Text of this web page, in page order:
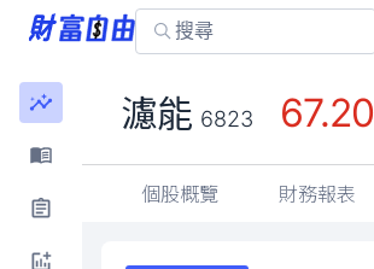
濾能 6823 67.20
個股概覽 財務報表